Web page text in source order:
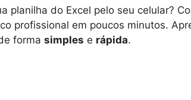
planilha do Excel pelo seu celular?
profissional em poucos minutos.
forma simples e rápida.